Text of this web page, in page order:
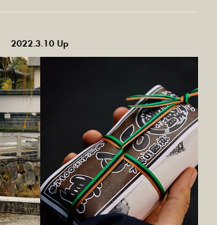
2022.3.10 Up